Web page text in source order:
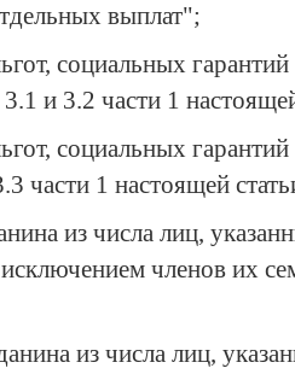
выплат";
социальных
и 3.2 части 1
социальных
части 1 настоящей
из числа лиц,
членов их
из числа лиц,